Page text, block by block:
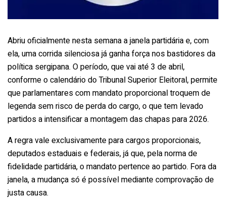
Abriu oficialmente nesta semana a janela partidária e, com
ela, uma corrida silenciosa já ganha força nos bastidores da
política sergipana. O período, que vai até 3 de abril,
conforme o calendário do Tribunal Superior Eleitoral, permite
que parlamentares com mandato proporcional troquem de
legenda sem risco de perda do cargo, o que tem levado
partidos a intensificar a montagem das chapas para 2026.
A regra vale exclusivamente para cargos proporcionais,
deputados estaduais e federais, já que, pela norma de
fidelidade partidária, o mandato pertence ao partido. Fora da
janela, a mudança só é possível mediante comprovação de
justa causa.